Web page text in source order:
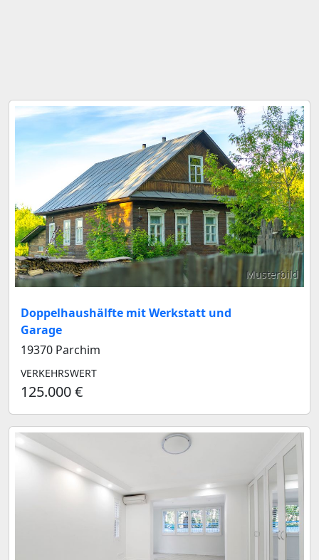
Musterbild
Doppelhaushälfte mit Werkstatt und
Garage
19370 Parchim
VERKEHRSWERT
125.000 €